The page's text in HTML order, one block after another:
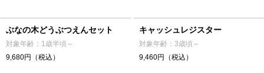
ぶなの木どうぶつえんセット
対象年齢：1歳半頃～
9,680円（税込）
キャッシュレジスター
対象年齢：3歳頃～
9,460円（税込）